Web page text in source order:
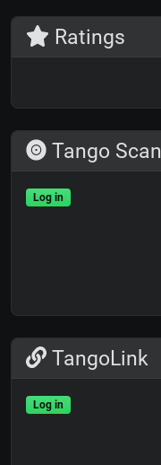
Ratings
Tango Scan
Log in
TangoLink
Log in